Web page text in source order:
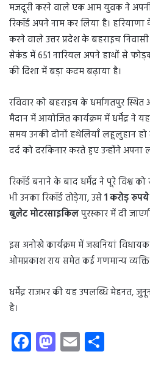
मजदूरी करने वाले एक आम युवक ने
रिकॉर्ड अपने नाम कर लिया है।
करने वाले उत्तर प्रदेश के बहराइच निवासी
सेकंड में 651 नारियल अपने हाथों से
की दिशा में बड़ा कदम बढ़ाया है।
रविवार को बहराइच के धर्मागतपुर
मैदान में आयोजित कार्यक्रम में धर्मेंद्र ने
समय उनकी दोनों हथेलियाँ लहूलुहान
दर्द को दरकिनार करते हुए उन्होंने अपना
रिकॉर्ड बनाने के बाद धर्मेंद्र ने पूरे
भी उनका रिकॉर्ड तोड़ेगा, उसे1 करोड़
बुलेट मोटरसाइकिलपुरस्कार में दी
इस अनोखे कार्यक्रम में जखनियां विधायक
ओमप्रकाश राय समेत कई गणमान्य
धर्मेंद्र राजभर की यह उपलब्धि मेहनत,
है।
Fa
ce
M
as
E
m